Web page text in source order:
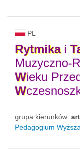
PL
Rytmikai
Muzyczno-
Wieku
W
grupa kierunków:
Pedagogium